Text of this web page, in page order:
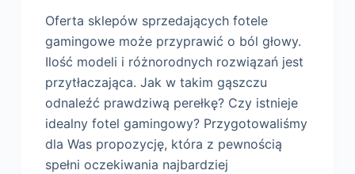
Oferta sklepów sprzedających fotele
gamingowe może przyprawić o ból głowy.
Ilość modeli i różnorodnych rozwiązań jest
przytłaczająca. Jak w takim gąszczu
odnaleźć prawdziwą perełkę? Czy istnieje
idealny fotel gamingowy? Przygotowaliśmy
dla Was propozycję, która z pewnością
spełni oczekiwania najbardziej